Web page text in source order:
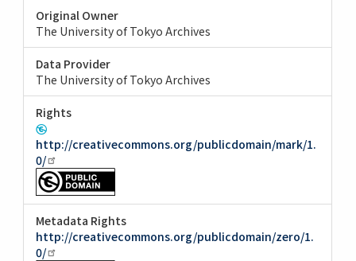
Original Owner
The University of Tokyo Archives
Data Provider
The University of Tokyo Archives
Rights
http://creativecommons.org/publicdomain/mark/1.
0/
Metadata Rights
http://creativecommons.org/publicdomain/zero/1.
0/